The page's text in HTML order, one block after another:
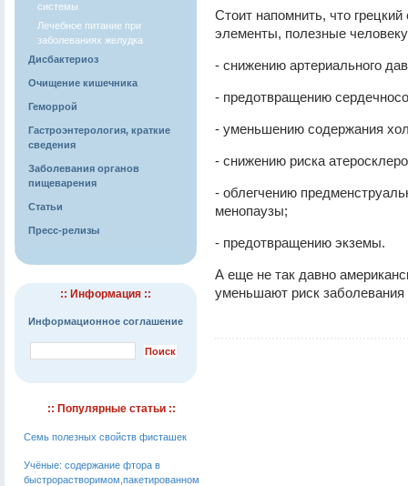
системы
Лечебное питание при
заболеваниях желудка
Дисбактериоз
Очищение кишечника
Геморрой
Гастроэнтерология, краткие
сведения
Заболевания органов
пищеварения
Статьи
Пресс-релизы
:: Информация ::
Информационное соглашение
:: Популярные статьи ::
Семь полезных свойств фисташек
Учёные: содержание фтора в
быстрорастворимом,пакетированном
Стоит напомнить, что
элементы, полезные
- снижению артериального
- предотвращению
- уменьшению содержания
- снижению риска
- облегчению
менопаузы;
- предотвращению экземы.
А еще не так давно
уменьшают риск